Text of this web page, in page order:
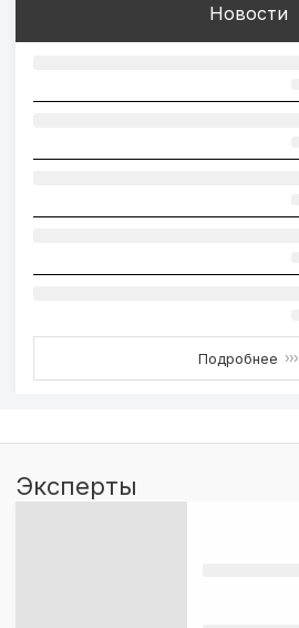
Новости
Подробнее ›››
Эксперты